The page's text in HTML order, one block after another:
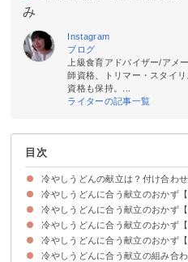
み
Instagram
ブログ
上級食育アドバイザー/アメ
師資格、トリマー・スタイ
資格も保持。...
ライターの記事一覧
目次
冷やしうどんの献立は？付け合わ
冷やしうどんに合う献立のおかず【
①かきたま汁
②豚汁
③みょうがの冷製スープ
冷やしうどんに合う献立のおかず【
①温野菜
②ポテトサラダ
③トマトとアボカドのサラダ
④ごぼうサラダ
冷やしうどんに合う献立のおかず
①もやしのナムル
②小松菜のからし和え
③浅漬け
冷やしうどんに合う献立のおかず【
①天ぷら
②生姜焼き
③照り焼きチキン
冷やしうどんに合う献立の組み合